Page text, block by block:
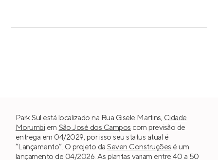
Park Sul está localizado na Rua Gisele Martins, Cidade
Morumbi em São José dos Campos com previsão de
entrega em 04/2029, por isso seu status atual é
“Lançamento”. O projeto daSeven Construções é um
lançamento de 04/2026. As plantas variam entre 40 a 50